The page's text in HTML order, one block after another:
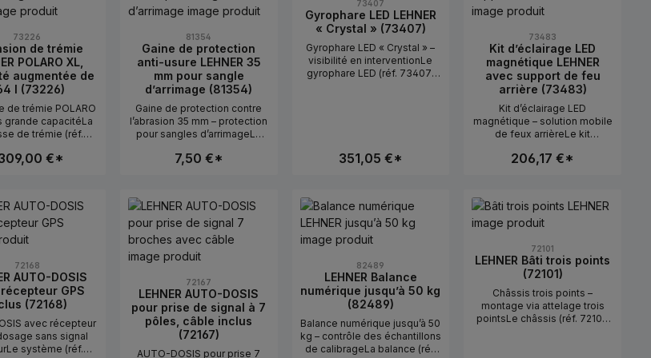
vers 12 VHaute performance
systèmes plus grands
influences
ou utilisez les boutons pour augmenter ou diminuer la quantité.
la quantité souhaitée ou utilisez les boutons pour augmenter ou
73226
de trémie
POLARO XL,
augmentée de
l (73226)
de trémie POLARO
grande capacitéLa
de trémie (réf.
XL de 264
ou des durées
plus
pour
XLPeut être montée
€*
de produit : Entrez la quantité souhaitée ou utilisez les boutons
81354
Gaine de protection
anti-usure LEHNER 35
mm pour sangle
d’arrimage (81354)
Gaine de protection contre
l’abrasion 35 mm – protection
pour sangles d’arrimageLa
l’abrasion (réf. 81354) se
frottement.Utilisation en
pratiqueLors de la
sécurisation des épandeurs
ou des accessoires afin
d’éviter d’endommager la
ètre : 35 mmProtection contre
l’abrasionFacile à enfiler
7,50 €*
Quantité de produit : Entrez la quantité souhaitée ou
73407
Gyrophare LED LEHNER
« Crystal » (73407)
Gyrophare LED « Crystal » –
visibilité en interventionLe
gyrophare LED (réf. 73407)
visibilité
signalisation sur tout le
pourtourVersion robuste
351,05 €*
Quantité de produit : Entrez la
73483
Kit d’éclairage LED
magnétique LEHNER
avec support de feu
arrière (73483)
Kit d’éclairage LED
magnétique – solution mobile
de feux arrièreLe kit
se fixe magnétiquement au
routière.Utilisation en
pratiquePour les trajets de
éclairage fixe n’est
disponible.CaractéristiquesFi
xation magnétiqueAvec
support de feu
arrièreMontage et
démontage rapides
206,17 €*
Quantité de
72168
AUTO-DOSIS
GPS
(72168)
avec récepteur
sans signal
système (réf.
72167
LEHNER AUTO-DOSIS
pour prise de signal à 7
pôles, câble inclus
(72167)
AUTO-DOSIS pour prise 7
82489
LEHNER Balance
numérique jusqu’à 50 kg
(82489)
Balance numérique jusqu’à 50
kg – contrôle des échantillons
de calibrageLa balance (réf.
72101
LEHNER Bâti trois points
(72101)
Châssis trois points –
montage via attelage trois
pointsLe châssis (réf. 72101)